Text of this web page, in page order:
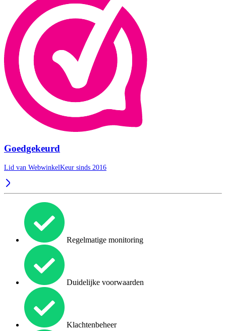
Goedgekeurd
Lid van WebwinkelKeur sinds 2016
Regelmatige monitoring
Duidelijke voorwaarden
Klachtenbeheer